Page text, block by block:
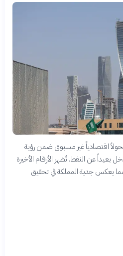
اقتصادياً غير مسبوق ضمن رؤية
بعيداً عن النفط. تُظهر الأرقام الأخيرة
يعكس جدية المملكة في تحقيق